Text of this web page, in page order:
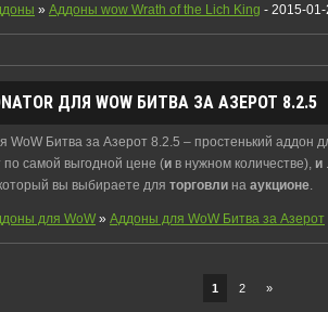
» Аддоны wow Wrath of the Lich King - 2015-
ДЛЯ WOW БИТВА ЗА АЗЕРОТ 8.2.5
WoW Битва за Азерот 8.2.5 – простенький аддон
самой выгодной цене (и в нужном количестве), и
вы выбираете для торговли на аукционе
для WoW » Аддоны для WoW Битва за Азерот
1 2 »